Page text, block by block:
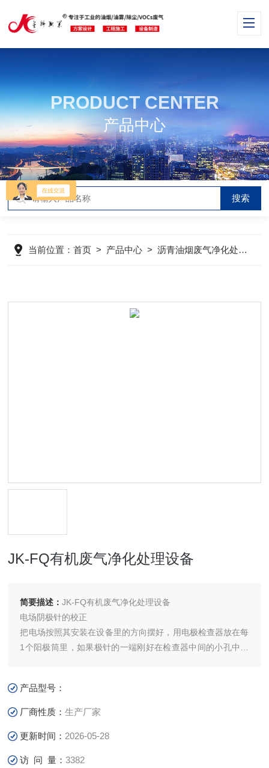
PRODUCT CENTER
产品中心
当前位置：首页 > 产品中心 >沥青油烟废气净化处理
JK-FQ有机废气净化处理设备
简要描述：JK-FQ有机废气净化处理设备
电场阴极针的校正
把电场按照其安装在设备里的方向摆好，用电极检查器放在每
1个阳极筒里，如果极针的一端刚好在检查器中间的小孔中，
在极针上，使之往偏离方向的反向移动，用检查器检查，反复
校正直到极针在允许的偏差范围之内。
产品型号：
厂商性质：生产厂家
更新时间： 2026-05-28
访 问 量：3382